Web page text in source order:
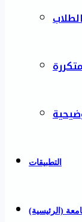
التطبيقات
(الرئيسية)